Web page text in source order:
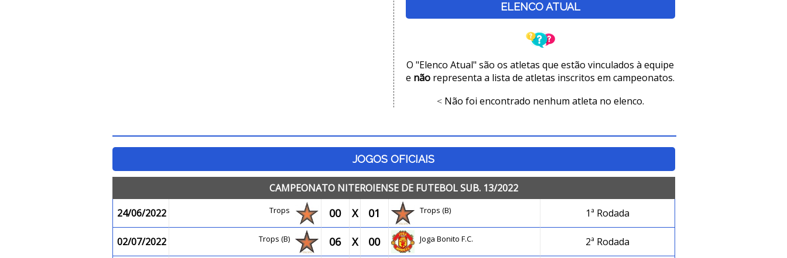
ELENCO ATUAL
O "Elenco Atual" são os atletas que estão vinculados à equipe
e não representa a lista de atletas inscritos em campeonatos.
< Não foi encontrado nenhum atleta no elenco.
JOGOS OFICIAIS
CAMPEONATO NITEROIENSE DE FUTEBOL SUB. 13/2022
24/06/2022
Trops 00 X 01 Trops (B) 1ª Rodada
02/07/2022 Trops (B) 06 X 00 Joga Bonito F.C. 2ª Rodada